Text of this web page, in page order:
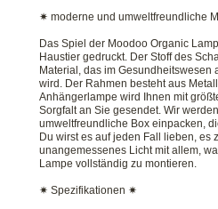
✷ moderne und umweltfreundliche
Das Spiel der Moodoo Organic
Haustier gedruckt. Der Stoff des
Material, das im Gesundheitswesen
wird. Der Rahmen besteht aus
Anhängerlampe wird Ihnen mit
Sorgfalt an Sie gesendet. Wir
umweltfreundliche Box einpacken,
Du wirst es auf jeden Fall lieben, es
unangemessenes Licht mit allem,
Lampe vollständig zu montieren.
✷ Spezifikationen ✷